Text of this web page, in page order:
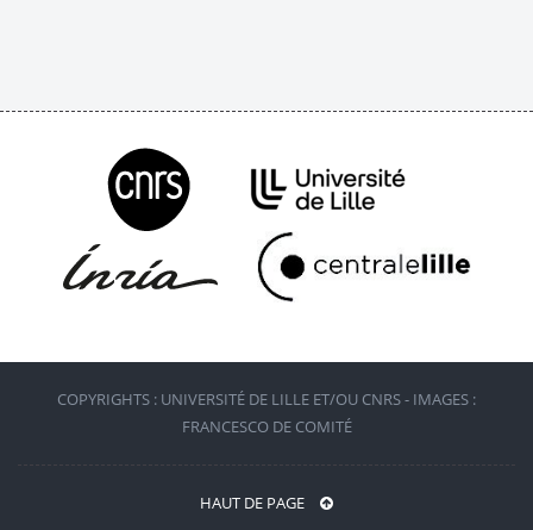
COPYRIGHTS : UNIVERSITÉ DE LILLE ET/OU CNRS - IMAGES :
FRANCESCO DE COMITÉ
HAUT DE PAGE